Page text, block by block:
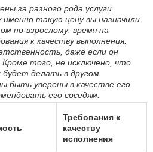
за разного рода услуги.
такую цену вы назначили.
по-взрослому: время на
к качеству выполнения.
даже если он
того, не исключено, что
делать в другом
быть уверены в качестве его
его соседям.
Требования к
качеству
исполнения